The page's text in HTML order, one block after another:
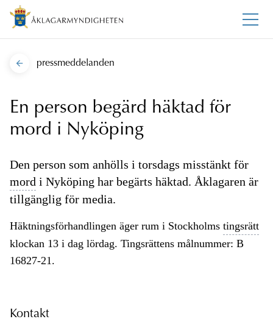
pressmeddelanden
En person begärd häktad för
mord i Nyköping
Den person som anhölls i torsdags misstänkt för
mord i Nyköping har begärts häktad. Åklagaren är
tillgänglig för media.
Häktningsförhandlingen äger rum i Stockholms tingsrätt
klockan 13 i dag lördag. Tingsrättens målnummer: B
16827-21.
Kontakt